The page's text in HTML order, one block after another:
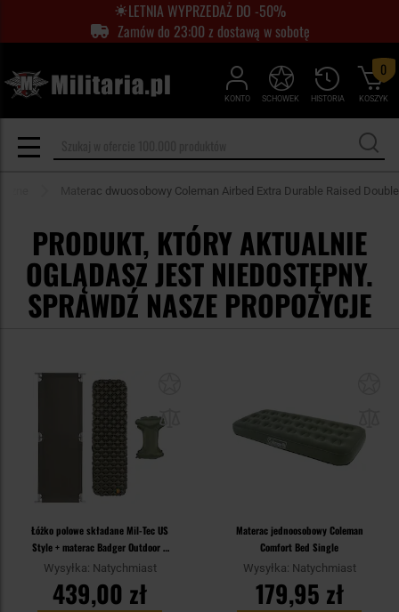
LETNIA WYPRZEDAŻ DO -50%
Zamów do 23:00 z dostawą w sobotę
KONTO HISTORIA
SCHOWEK KOSZYK
0
Materac dwuosobowy Coleman Airbed Extra Durable Raised Double
PRODUKT, KTÓRY AKTUALNIE
OGLĄDASZ JEST NIEDOSTĘPNY.
SPRAWDŹ NASZE PROPOZYCJE
Łóżko polowe składane Mil-Tec US
Style + materac Badger Outdoor +
poduszka - zestaw
Wysyłka: Natychmiast
439,00 zł
Materac jednoosobowy Coleman
Comfort Bed Single
Wysyłka: Natychmiast
179,95 zł